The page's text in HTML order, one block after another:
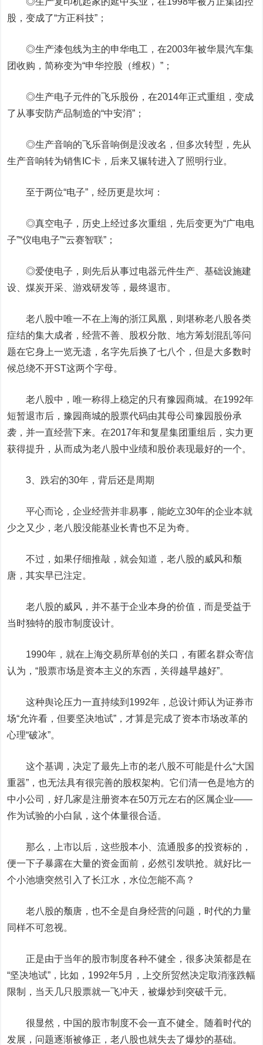
股，变成了“方正科技”；
◎生产漆包线为主的申华电工，在2003年被华晨汽车集
团收购，简称变为“申华控股 （维权）”；
◎生产电子元件的飞乐股份，在2014年正式重组，变成
了从事安防产品制造的“中安消”；
◎生产音响的飞乐音响倒是没改名，但多次转型，先从
生产音响转为销售IC卡，后来又辗转进入了照明行业。
至于两位“电子”，经历更是坎坷：
◎真空电子，历史上经过多次重组，先后变更为“广电电
子”“仪电电子”“云赛智联”；
◎爱使电子，则先后从事过电器元件生产、基础设施建
设、煤炭开采、游戏研发等，最终退市。
老八股中唯一不在上海的浙江凤凰，则堪称老八股各类
症结的集大成者，经营不善、股权分散、地方筹划混乱等问
题在它身上一览无遗，名字先后换了七八个，但是大多数时
候总绕不开ST这两个字母。
老八股中，唯一称得上稳定的只有豫园商城。在1992年
短暂退市后，豫园商城的股票代码由其母公司豫园股份承
袭，并一直经营下来。在2017年和复星集团重组后，实力更
获得提升，从而成为老八股中业绩和股价表现最好的一个。
3、跌宕的30年，背后还是周期
平心而论，企业经营并非易事，能屹立30年的企业本就
少之又少，老八股没能基业长青也不足为奇。
不过，如果仔细推敲，就会知道，老八股的威风和颓
唐，其实早已注定。
老八股的威风，并不基于企业本身的价值，而是受益于
当时独特的股市制度设计。
1990年，就在上海交易所草创的关口，有匿名群众寄信
认为，“股票市场是资本主义的东西，关得越早越好”。
这种舆论压力一直持续到1992年，总设计师认为证券市
场“允许看，但要坚决地试” ，才算是完成了资本市场改革的
心理“破冰”。
这个基调，决定了最先上市的老八股不可能是什么“大国
重器”，也无法具有很完善的股权架构。它们清一色是地方的
中小公司，好几家是注册资本在50万元左右的区属企业——
作为试验的小白鼠，这个体量很合适。
那么，上市以后，这些股本小、流通股多的投资标的，
便一下子暴露在大量的资金面前，必然引发哄抢。就好比一
个小池塘突然引入了长江水，水位怎能不高？
老八股的颓唐，也不全是自身经营的问题，时代的力量
同样不可忽视。
正是由于当年的股市制度各种不健全，很多决策都是在
“坚决地试”，比如，1992年5月，上交所贸然决定取消涨跌幅
限制，当天几只股票就一飞冲天，被爆炒到突破千元。
很显然，中国的股市制度不会一直不健全。随着时代的
发展，问题逐渐被修正，老八股也就失去了爆炒的基础。